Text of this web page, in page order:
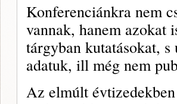
Konferenciánkra nem
vannak, hanem azokat
tárgyban kutatásokat,
adatuk, ill még nem
Az elmúlt